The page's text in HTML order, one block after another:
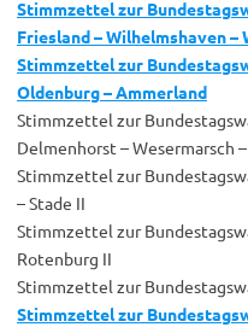
Stimmzettel zur
Friesland – Wilhelmshaven –
Stimmzettel zur
Oldenburg – Ammerland
Stimmzettel zur
Delmenhorst – Wesermarsch
Stimmzettel zur
– Stade II
Stimmzettel zur
Rotenburg II
Stimmzettel zur
Stimmzettel zur